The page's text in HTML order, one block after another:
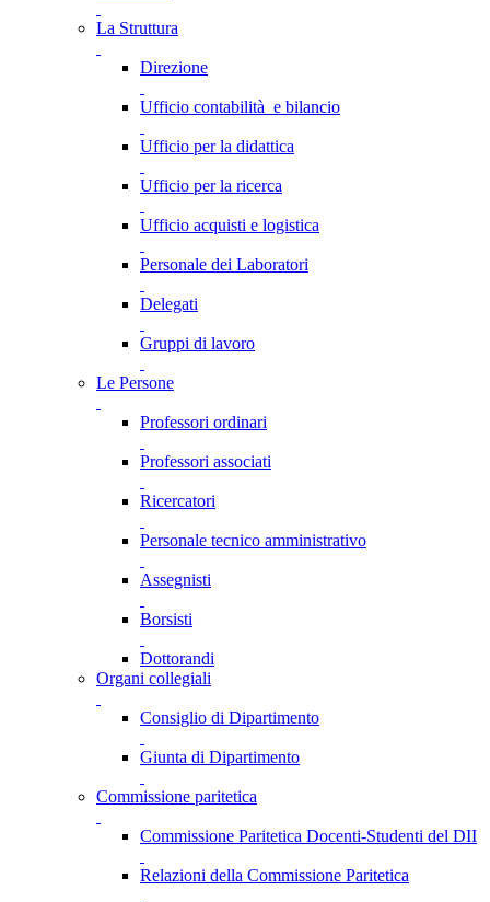
La Struttura
Direzione
Ufficio contabilità e bilancio
Ufficio per la didattica
Ufficio per la ricerca
Ufficio acquisti e logistica
Personale dei Laboratori
Delegati
Gruppi di lavoro
Le Persone
Professori ordinari
Professori associati
Ricercatori
Personale tecnico amministrativo
Assegnisti
Borsisti
Dottorandi
Organi collegiali
Consiglio di Dipartimento
Giunta di Dipartimento
Commissione paritetica
Commissione Paritetica Docenti-Studenti del DII
Relazioni della Commissione Paritetica